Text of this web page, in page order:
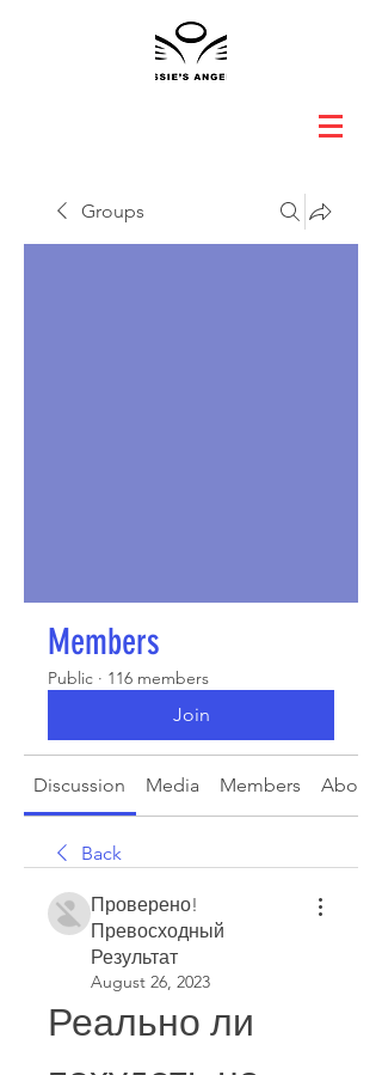
Groups
Members
Public · 116 members
Join
Discussion Media Members About
Back
Проверено!
Превосходный
Результат
August 26, 2023
Реально ли